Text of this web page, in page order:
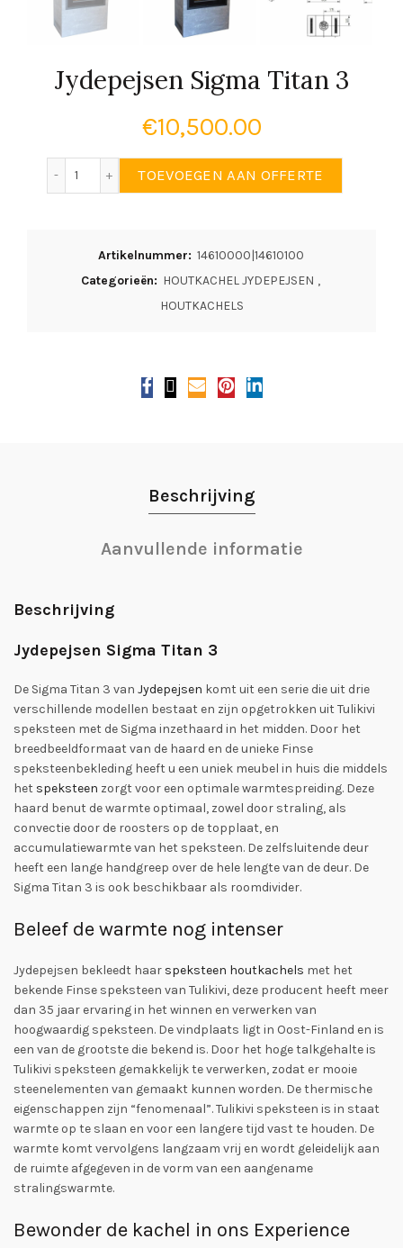
Jydepejsen Sigma Titan 3
€10,500.00
TOEVOEGEN AAN OFFERTE
Artikelnummer: 14610000|14610100
Categorieën: HOUTKACHEL JYDEPEJSEN ,
HOUTKACHELS
Beschrijving
Aanvullende informatie
Beschrijving
Jydepejsen Sigma Titan 3
De Sigma Titan 3 van Jydepejsen komt uit een serie die uit drie
verschillende modellen bestaat en zijn opgetrokken uit Tulikivi
speksteen met de Sigma inzethaard in het midden. Door het
breedbeeldformaat van de haard en de unieke Finse
speksteenbekleding heeft u een uniek meubel in huis die middels
het speksteen zorgt voor een optimale warmtespreiding. Deze
haard benut de warmte optimaal, zowel door straling, als
convectie door de roosters op de topplaat, en
accumulatiewarmte van het speksteen. De zelfsluitende deur
heeft een lange handgreep over de hele lengte van de deur. De
Sigma Titan 3 is ook beschikbaar als roomdivider.
Beleef de warmte nog intenser
Jydepejsen bekleedt haar speksteen houtkachels met het
bekende Finse speksteen van Tulikivi, deze producent heeft meer
dan 35 jaar ervaring in het winnen en verwerken van
hoogwaardig speksteen. De vindplaats ligt in Oost-Finland en is
een van de grootste die bekend is. Door het hoge talkgehalte is
Tulikivi speksteen gemakkelijk te verwerken, zodat er mooie
steenelementen van gemaakt kunnen worden. De thermische
eigenschappen zijn “fenomenaal”. Tulikivi speksteen is in staat
warmte op te slaan en voor een langere tijd vast te houden. De
warmte komt vervolgens langzaam vrij en wordt geleidelijk aan
de ruimte afgegeven in de vorm van een aangename
stralingswarmte.
Bewonder de kachel in ons Experience